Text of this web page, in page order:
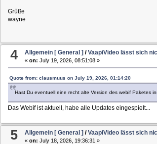
Grüße
wayne
4 Allgemein [ General ] /VaapiVideo lässt sich
«on: July 19, 2026, 08:51:08 »
Quote from: clausmuus on July 19, 2026, 01:14:20
Hast Du eventuell eine recht alte Version des webif Paketes
Das Webif ist aktuell, habe alle Updates eingespielt...
5 Allgemein [ General ] /VaapiVideo lässt sich
«on: July 18, 2026, 19:36:31 »